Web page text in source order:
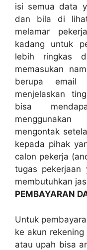
isi semua data
dan bila di
melamar
kadang untuk
lebih ringkas
memasukan
berupa email
menjelaskan
bisa
mengontak
kepada pihak
calon pekerja
tugas
membutuhkan
PEMBAYARAN
Untuk
ke akun
atau upah bisa